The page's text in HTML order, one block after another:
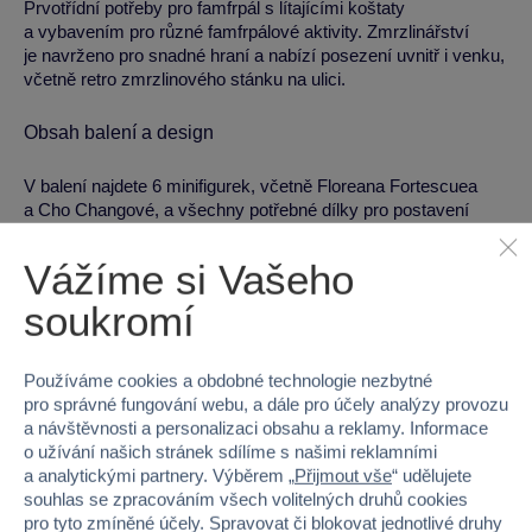
Prvotřídní potřeby pro famfrpál s lítajícími koštaty
a vybavením pro různé famfrpálové aktivity. Zmrzlinářství
je navrženo pro snadné hraní a nabízí posezení uvnitř i venku,
včetně retro zmrzlinového stánku na ulici.
Obsah balení a design
V balení najdete 6 minifigurek, včetně Floreana Fortescuea
a Cho Changové, a všechny potřebné dílky pro postavení
Vzdělávací přínosy
Podpora logického myšlení a trpělivosti
Rozvoj představivosti a hraní rolí
Technická specifikace
Vážíme si Vašeho
soukromí
Používáme cookies a obdobné technologie nezbytné
pro správné fungování webu, a dále pro účely analýzy provozu
a návštěvnosti a personalizaci obsahu a reklamy. Informace
o užívání našich stránek sdílíme s našimi reklamními
a analytickými partnery. Výběrem „Přijmout vše“ udělujete
souhlas se zpracováním všech volitelných druhů cookies
pro tyto zmíněné účely. Spravovat či blokovat jednotlivé druhy